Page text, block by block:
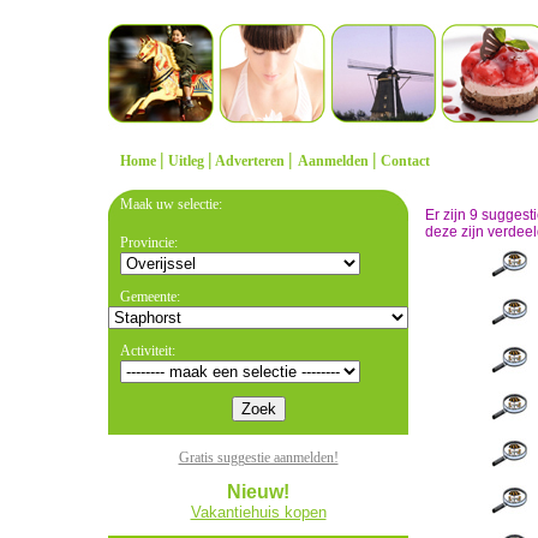
Home | Uitleg | Adverteren | Aanmelden | Contact
Maak uw selectie:
Provincie:
Gemeente:
Activiteit:
Gratis suggestie aanmelden!
Nieuw!
Vakantiehuis kopen
Er zijn 9
deze zijn